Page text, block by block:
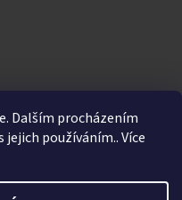
Dalším procházením
používáním.. Více
eshopGuru